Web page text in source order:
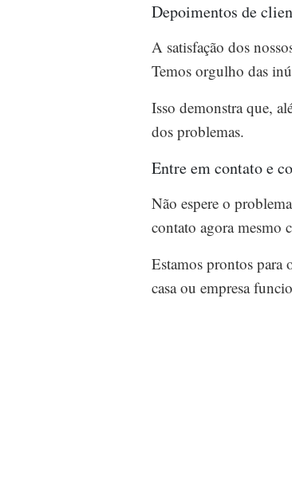
Depoimentos de
A satisfação dos
Temos orgulho das
Isso demonstra que,
dos problemas.
Entre em contato e
Não espere o
contato agora mesmo
Estamos prontos para
casa ou empresa